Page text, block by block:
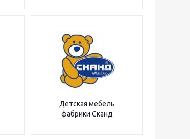
Детская мебель
фабрики Сканд